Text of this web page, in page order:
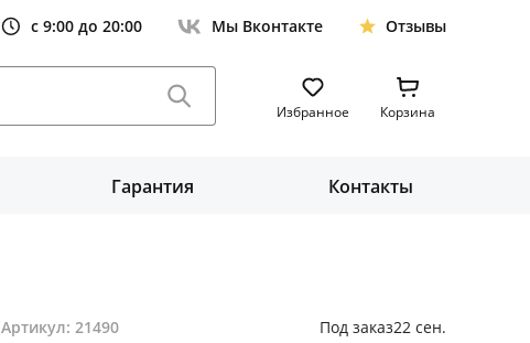
с 9:00 до 20:00 Мы Вконтакте Отзывы
Избранное Корзина
Гарантия Контакты
Артикул: 21490 Под заказ22 сен.